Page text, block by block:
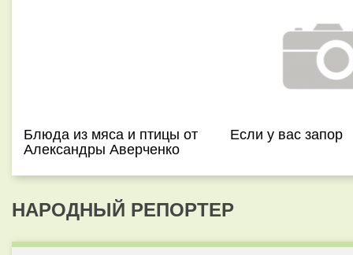
Блюда из мяса и птицы от
Александры Аверченко
Если у вас запор
НАРОДНЫЙ РЕПОРТЕР